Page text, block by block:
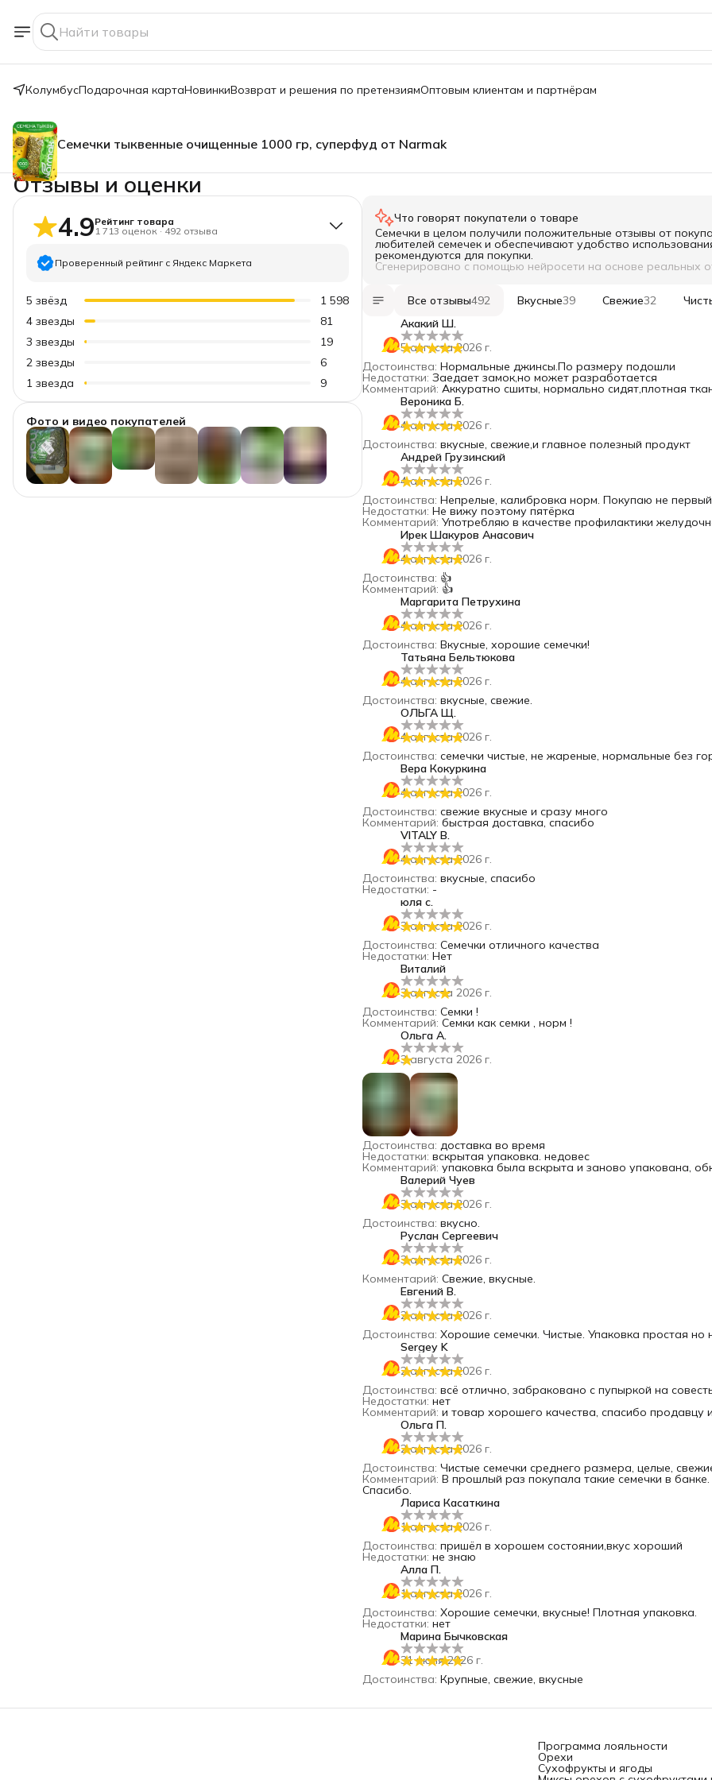
КолумбусПодарочная картаНовинкиВозврат и решения по претензиямОптовым клиентам и партнёрам
Семечки тыквенные очищенные 1000 гр, суперфуд от Narmak
Отзывы и оценки
4.9Рейтинг товара
1 713 оценок ·492 отзыва
Проверенный рейтинг с Яндекс Маркета
5 звёзд
1 598
4 звезды
81
3 звезды
19
2 звезды
6
1 звезда 9
Фото и видео покупателей
Что говорят покупатели о товаре
Семечки в целом получили положительные отзывы от
любителей семечек и обеспечивают удобство
рекомендуются для покупки.
Сгенерировано с помощью нейросети на основе реальных
Все отзывы492 Вкусные39 Свежие32
Акакий Ш.
5 августа 2026 г.
Достоинства: Нормальные джинсы.По размеру подошли
Недостатки: Заедает замок,но может разработается
Комментарий: Аккуратно сшиты, нормально сидят,плотная
Вероника Б.
4 августа 2026 г.
Достоинства: вкусные, свежие,и главное полезный продукт
Андрей Грузинский
4 августа 2026 г.
Достоинства: Не￼прелые, калибровка норм. Покупаю не
Недостатки: Не вижу поэтому пятёрка
Комментарий: Употребляю в качестве профилактики
Ирек Шакуров Анасович
4 августа 2026 г.
Достоинства: 👍
Комментарий: 👍
Маргарита Петрухина
4 августа 2026 г.
Достоинства: Вкусные, хорошие семечки!
Татьяна Бельтюкова
4 августа 2026 г.
Достоинства: вкусные, свежие.
ОЛЬГА Щ.
4 августа 2026 г.
Достоинства: семечки чистые, не жареные, нормальные без
Вера Кокуркина
4 августа 2026 г.
Достоинства: свежие вкусные и сразу много
Комментарий: быстрая доставка, спасибо
VITALY B.
4 августа 2026 г.
Достоинства: вкусные, спасибо
Недостатки: -
юля с.
3 августа 2026 г.
Достоинства: Семечки отличного качества
Недостатки: Нет
Виталий
3 августа 2026 г.
Достоинства: Семки !
Комментарий: Семки как семки , норм !
Ольга А.
3 августа 2026 г.
Достоинства: доставка во время
Недостатки: вскрытая упаковка. недовес
Комментарий: упаковка была вскрыта и заново упакована,
Валерий Чуев
3 августа 2026 г.
Достоинства: вкусно.
Руслан Сергеевич
3 августа 2026 г.
Комментарий: Свежие, вкусные.
Евгений В.
2 августа 2026 г.
Достоинства: Хорошие семечки. Чистые. Упаковка простая
Sergey K
2 августа 2026 г.
Достоинства: всё отлично, забраковано с пупыркой на
Недостатки: нет
Комментарий: и товар хорошего качества, спасибо продавцу
Ольга П.
2 августа 2026 г.
Достоинства: Чистые семечки среднего размера, целые,
Комментарий: В прошлый раз покупала такие семечки в
Спасибо.
Лариса Касаткина
1 августа 2026 г.
Достоинства: пришёл в хорошем состоянии,вкус хороший
Недостатки: не знаю
Алла П.
1 августа 2026 г.
Достоинства: Хорошие семечки, вкусные! Плотная упаковка.
Недостатки: нет
Марина Бычковская
31 июля 2026 г.
Достоинства: Крупные, свежие, вкусные
Программа лояльности
Орехи
Сухофрукты и ягоды